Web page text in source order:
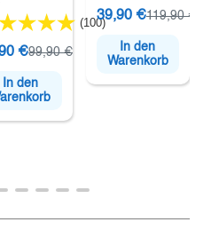
(100)
€99,90 €
In den
39,90 €119,90 €
In den
Warenkorb